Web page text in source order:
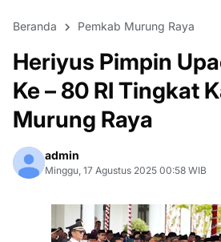
Beranda Pemkab Murung Raya
Heriyus Pimpin
Ke – 80 RI Tingkat
Murung Raya
admin
Minggu, 17 Agustus 2025 00:58 WIB